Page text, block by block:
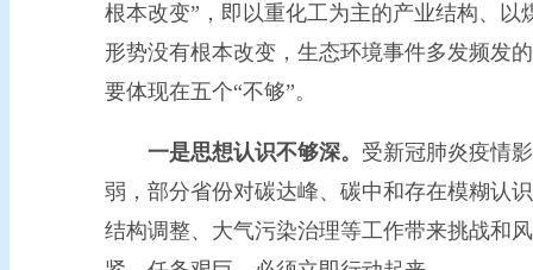
根本改变”，即以重化工为主的产业结构、
形势没有根本改变，生态环境事件多发频发
要体现在五个“不够”。
一是思想认识不够深。 受新冠肺炎疫情
弱，部分省份对碳达峰、碳中和存在模糊认
结构调整、大气污染治理等工作带来挑战和